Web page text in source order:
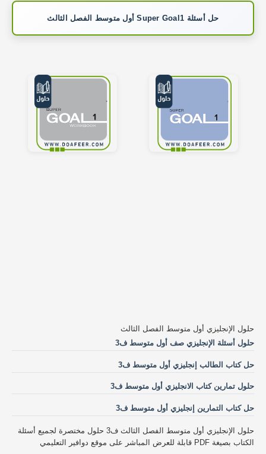
حل أسئلة Super Goal1 أول متوسط الفصل الثالث
حلول الإنجليزي أول متوسط الفصل الثالث
حلول أسئلة الإنجليزي صف أول متوسط ف3
حل كتاب الطالب إنجليزي أول متوسط ف3
حلول تمارين كتاب الانجليزي أول متوسط ف3
حل كتاب التمارين إنجليزي أول متوسط ف3
حلول الإنجليزي أول متوسط الفصل الثالث ف3 حلول مختصرة لجميع أسئلة
الكتاب بصيغة PDF قابلة للعرض المباشر على موقع دوافير التعليمي